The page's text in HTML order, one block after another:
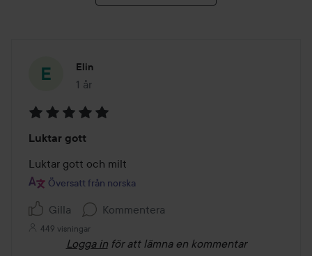
Elin
1 år
Inlägget skapades 1 år
5
av
5
Luktar gott
Luktar gott och milt
Översatt från norska
Gilla Kommentera
449 visningar
Logga in för att lämna en kommentar